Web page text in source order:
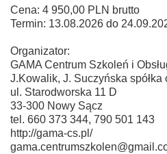
Cena: 4 950,00 PLN brutto
Termin: 13.08.2026 do
Organizator:
GAMA Centrum Szkoleń i
J.Kowalik, J. Suczyńska spółka
ul. Starodworska 11 D
33-300 Nowy Sącz
tel. 660 373 344, 790 501 143
http://gama-cs.pl/